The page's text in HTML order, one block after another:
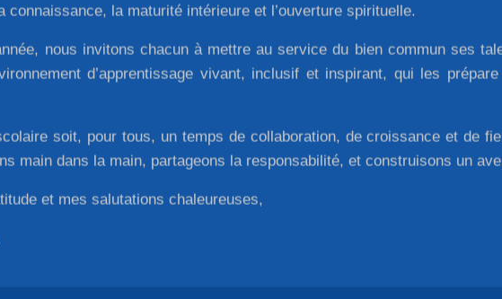
connaissance, la maturité intérieure et l’ouverture spirituelle.
nous invitons chacun à mettre au service du bien commun ses
d’apprentissage vivant, inclusif et inspirant, qui les
soit, pour tous, un temps de collaboration, de croissance et de
main dans la main, partageons la responsabilité, et construisons un
et mes salutations chaleureuses,